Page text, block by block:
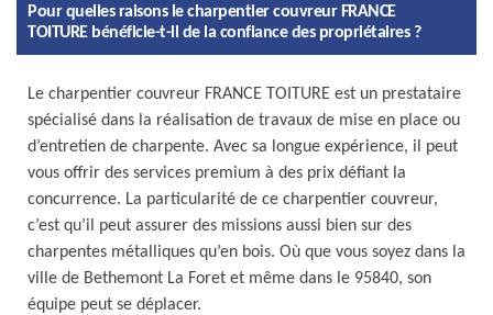
Pour quelles raisons le charpentier couvreur FRANCE
TOITURE bénéficie-t-il de la confiance des propriétaires ?
Le charpentier couvreur FRANCE TOITURE est un prestataire
spécialisé dans la réalisation de travaux de mise en place ou
d’entretien de charpente. Avec sa longue expérience, il peut
vous offrir des services premium à des prix défiant la
concurrence. La particularité de ce charpentier couvreur,
c’est qu’il peut assurer des missions aussi bien sur des
charpentes métalliques qu’en bois. Où que vous soyez dans la
ville de Bethemont La Foret et même dans le 95840, son
équipe peut se déplacer.